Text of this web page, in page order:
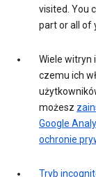
visited. You
part or all of
Wiele witryn
czemu ich
możesz
Google
ochronie
Tryb